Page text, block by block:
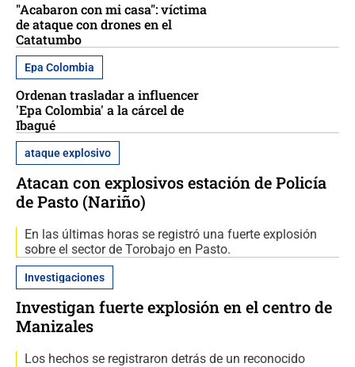
"Acabaron con mi casa": víctima
de ataque con drones en el
Catatumbo
Epa Colombia
Ordenan trasladar a influencer
'Epa Colombia' a la cárcel de
Ibagué
ataque explosivo
Atacan con explosivos estación de Policía
de Pasto (Nariño)
En las últimas horas se registró una fuerte explosión
sobre el sector de Torobajo en Pasto.
Investigaciones
Investigan fuerte explosión en el centro de
Manizales
Los hechos se registraron detrás de un reconocido